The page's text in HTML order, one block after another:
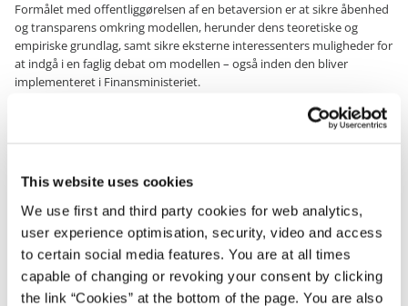
This website uses cookies
We use first and third party cookies for web analytics,
user experience optimisation, security, video and access
to certain social media features. You are at all times
capable of changing or revoking your consent by clicking
the link “Cookies” at the bottom of the page. You are also
Formålet med offentliggørelsen af en betaversion er at sikre åbenhed
og transparens omkring modellen, herunder dens teoretiske og
empiriske grundlag, samt sikre eksterne interessenters muligheder for
at indgå i en faglig debat om modellen – også inden den bliver
implementeret i Finansministeriet.
Med offentliggørelsen af betaversionen overgår projektet til en test-
og implementeringsfase. Arbejdet med fuld implementering af
Projektet er tilknyttet en faglig bestyrelse ledet af professor Torben M.
Andersen og derudover aktuelt bestående af professor Hans-Jørgen
Whitta-Jakobsen fra Københavns Universitet, Rigsstatistiker Birgitte
Anker, Jesper Pedersen fra Nationalbanken, samt afdelingschefer
Mads Kieler og Lars Haagen Pedersen fra Finansministeriet.
Betaversionen er endvidere blevet evalueret af gruppe af
internationale eksperter.